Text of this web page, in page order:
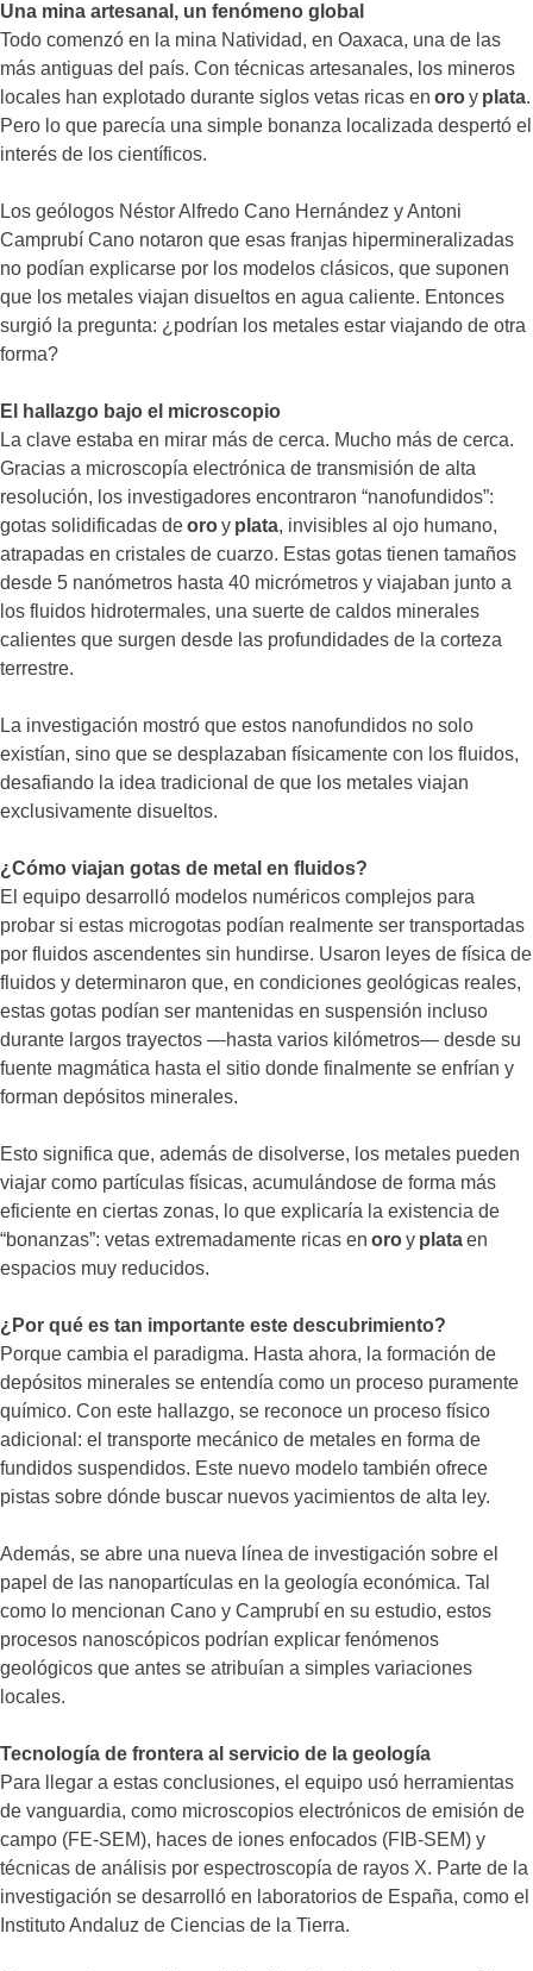
Una mina artesanal, un fenómeno global
Todo comenzó en la mina Natividad, en Oaxaca, una de las
más antiguas del país. Con técnicas artesanales, los mineros
locales han explotado durante siglos vetas ricas en oroy plata.
Pero lo que parecía una simple bonanza localizada despertó el
interés de los científicos.
Los geólogos Néstor Alfredo Cano Hernández y Antoni
Camprubí Cano notaron que esas franjas hipermineralizadas
no podían explicarse por los modelos clásicos, que suponen
que los metales viajan disueltos en agua caliente. Entonces
surgió la pregunta: ¿podrían los metales estar viajando de otra
forma?
El hallazgo bajo el microscopio
La clave estaba en mirar más de cerca. Mucho más de cerca.
Gracias a microscopía electrónica de transmisión de alta
resolución, los investigadores encontraron “nanofundidos”:
gotas solidificadas deoroy plata, invisibles al ojo humano,
atrapadas en cristales de cuarzo. Estas gotas tienen tamaños
desde 5 nanómetros hasta 40 micrómetros y viajaban junto a
los fluidos hidrotermales, una suerte de caldos minerales
calientes que surgen desde las profundidades de la corteza
terrestre.
La investigación mostró que estos nanofundidos no solo
existían, sino que se desplazaban físicamente con los fluidos,
desafiando la idea tradicional de que los metales viajan
exclusivamente disueltos.
¿Cómo viajan gotas de metal en fluidos?
El equipo desarrolló modelos numéricos complejos para
probar si estas microgotas podían realmente ser transportadas
por fluidos ascendentes sin hundirse. Usaron leyes de física de
fluidos y determinaron que, en condiciones geológicas reales,
estas gotas podían ser mantenidas en suspensión incluso
durante largos trayectos —hasta varios kilómetros— desde su
fuente magmática hasta el sitio donde finalmente se enfrían y
forman depósitos minerales.
Esto significa que, además de disolverse, los metales pueden
viajar como partículas físicas, acumulándose de forma más
eficiente en ciertas zonas, lo que explicaría la existencia de
“bonanzas”: vetas extremadamente ricas en oroy plataen
espacios muy reducidos.
¿Por qué es tan importante este descubrimiento?
Porque cambia el paradigma. Hasta ahora, la formación de
depósitos minerales se entendía como un proceso puramente
químico. Con este hallazgo, se reconoce un proceso físico
adicional: el transporte mecánico de metales en forma de
fundidos suspendidos. Este nuevo modelo también ofrece
pistas sobre dónde buscar nuevos yacimientos de alta ley.
Además, se abre una nueva línea de investigación sobre el
papel de las nanopartículas en la geología económica. Tal
como lo mencionan Cano y Camprubí en su estudio, estos
procesos nanoscópicos podrían explicar fenómenos
geológicos que antes se atribuían a simples variaciones
locales.
Tecnología de frontera al servicio de la geología
Para llegar a estas conclusiones, el equipo usó herramientas
de vanguardia, como microscopios electrónicos de emisión de
campo (FE-SEM), haces de iones enfocados (FIB-SEM) y
técnicas de análisis por espectroscopía de rayos X. Parte de la
investigación se desarrolló en laboratorios de España, como el
Instituto Andaluz de Ciencias de la Tierra.